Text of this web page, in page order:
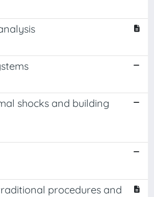
shocks and building
procedures and